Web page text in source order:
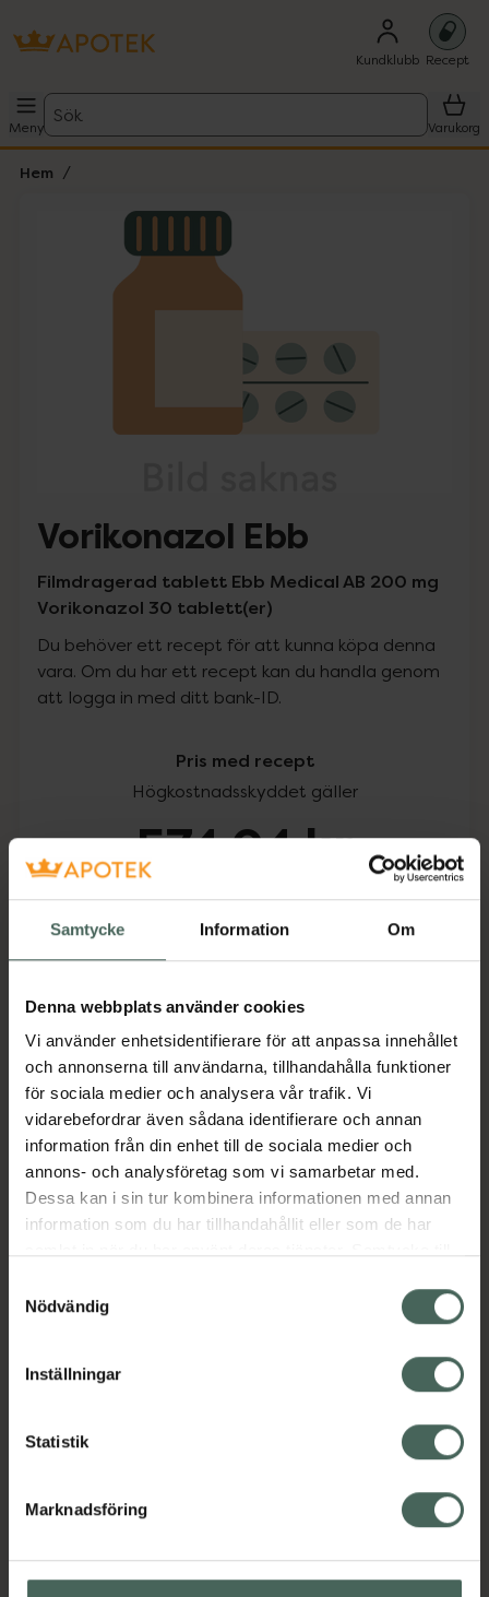
Samtycke Information Om
Denna webbplats använder cookies
Vi använder enhetsidentifierare för att anpassa innehållet
och annonserna till användarna, tillhandahålla funktioner
för sociala medier och analysera vår trafik. Vi
vidarebefordrar även sådana identifierare och annan
information från din enhet till de sociala medier och
annons- och analysföretag som vi samarbetar med.
Dessa kan i sin tur kombinera informationen med annan
information som du har tillhandahållit eller som de har
återkalla ditt samtycke via webbplatsens
cookieinställningar. Ett återkallat samtycke påverkar inte
lagligheten av behandling som skett innan återkallelsen.
Nödvändig
Inställningar
Statistik
Marknadsföring
Kundklubb Recept
Meny
Sök
Varukorg
Hem
Lista: . Innehåller 1 objekt.
Vorikonazol Ebb
Filmdragerad tablett Ebb Medical AB 200 mg
Vorikonazol 30 tablett(er)
Du behöver ett recept för att kunna köpa denna
vara. Om du har ett recept kan du handla genom
att logga in med ditt bank-ID.
Pris med recept
Högkostnadsskyddet gäller
574,04 kr
Aktuella erbjudanden
Beskrivning
Läs alltid bipacksedeln innan
användning.
Kronans Apotek finns här för dig. Du hittar oss från Skåne i
syd till Lappland i norr, och online i mobilen och på
datorn. Oavsett vem du är så är det vårt uppdrag att
med oss.
Kundservice
Kontakta oss